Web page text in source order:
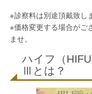
※診察料は別途頂戴致し
※価格変更する場合がご
ませ。
ハイフ（
Ⅲとは？